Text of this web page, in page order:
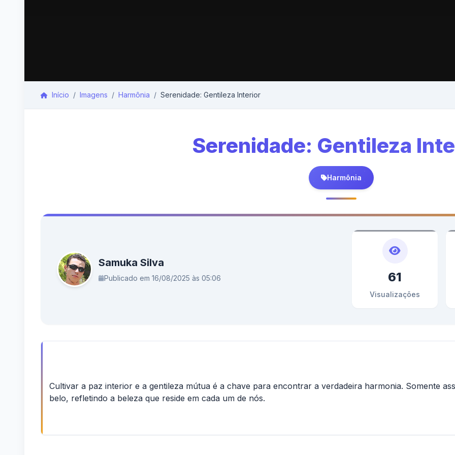
Início Imagens Harmônia Serenidade: Gentileza Interior
Serenidade: Gentileza
Harmônia
Samuka Silva
Publicado em 16/08/2025 às 05:06 61
Visualizações
Cultivar a paz interior e a gentileza mútua é a chave para encontrar a verdadeira harmonia. Somente
belo, refletindo a beleza que reside em cada um de nós.